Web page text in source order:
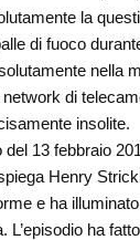
la
di fuoco
nella
di
insolite.
del 13 febbraio
Henry
e ha
L’episodio ha